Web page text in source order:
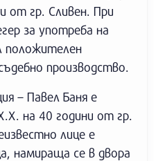
от гр. Сливен. При
за употреба на
положителен
производство.
– Павел Баня е
на 40 години от гр.
лице е
намираща се в двора